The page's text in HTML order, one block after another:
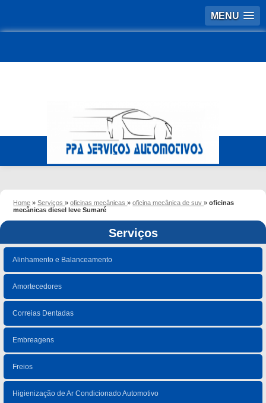
MENU
Home »Serviços»oficinas mecânicas»oficina mecânica de suv»oficinas
mecânicas diesel leve Sumaré
Serviços
Alinhamento e Balanceamento
Amortecedores
Correias Dentadas
Embreagens
Freios
Higienização de Ar Condicionado Automotivo